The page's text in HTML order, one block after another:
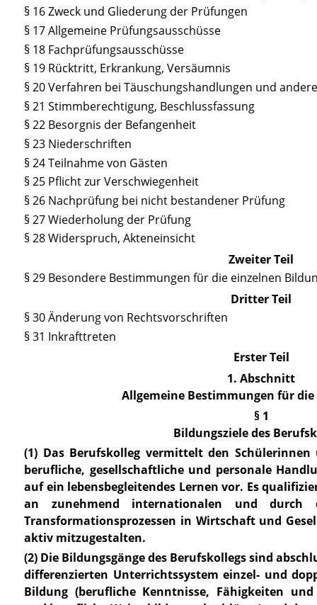
§ 16 Zweck und Gliederung der Prüfungen
§ 17 Allgemeine Prüfungsausschüsse
§ 18 Fachprüfungsausschüsse
§ 19 Rücktritt, Erkrankung, Versäumnis
§ 20 Verfahren bei Täuschungshandlungen und
§ 21 Stimmberechtigung, Beschlussfassung
§ 22 Besorgnis der Befangenheit
§ 23 Niederschriften
§ 24 Teilnahme von Gästen
§ 25 Pflicht zur Verschwiegenheit
§ 26 Nachprüfung bei nicht bestandener Prüfung
§ 27 Wiederholung der Prüfung
§ 28 Widerspruch, Akteneinsicht
Zweiter Teil
§ 29 Besondere Bestimmungen für die einzelnen
Dritter Teil
§ 30 Änderung von Rechtsvorschriften
§ 31 Inkrafttreten
Erster Teil
1. Abschnitt
Allgemeine Bestimmungen für
§ 1
Bildungsziele des
(1) Das Berufskolleg vermittelt den
berufliche, gesellschaftliche und personale
auf ein lebensbegleitendes Lernen vor. Es
an zunehmend internationalen und durch
Transformationsprozessen in Wirtschaft und
aktiv mitzugestalten.
(2) Die Bildungsgänge des Berufskollegs sind
differenzierten Unterrichtssystem einzel- und
Bildung (berufliche Kenntnisse, Fähigkeiten